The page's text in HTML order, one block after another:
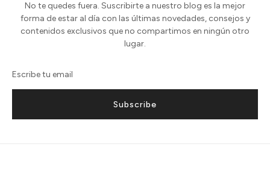
No te quedes fuera. Suscribirte a nuestro blog es la mejor
forma de estar al día con las últimas novedades, consejos y
contenidos exclusivos que no compartimos en ningún otro
lugar.
Subscribe